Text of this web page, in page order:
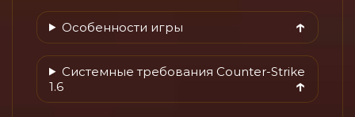
Особенности игры
Системные требования Counter-Strike
1.6